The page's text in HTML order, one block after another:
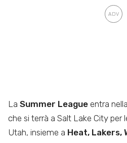
La Summer League entra
che si terrà a Salt Lake City per
Utah, insieme a Heat, Lakers,